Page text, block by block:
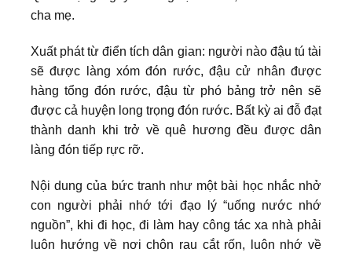
cha mẹ.
Xuất phát từ điển tích dân gian: người nào đậu tú tài
sẽ được làng xóm đón rước, đậu cử nhân được
hàng tổng đón rước, đậu từ phó bảng trở nên sẽ
được cả huyện long trọng đón rước. Bất kỳ ai đỗ đạt
thành danh khi trở về quê hương đều được dân
làng đón tiếp rực rỡ.
Nội dung của bức tranh như một bài học nhắc nhở
con người phải nhớ tới đạo lý “uống nước nhớ
nguồn”, khi đi học, đi làm hay công tác xa nhà phải
luôn hướng về nơi chôn rau cắt rốn, luôn nhớ về